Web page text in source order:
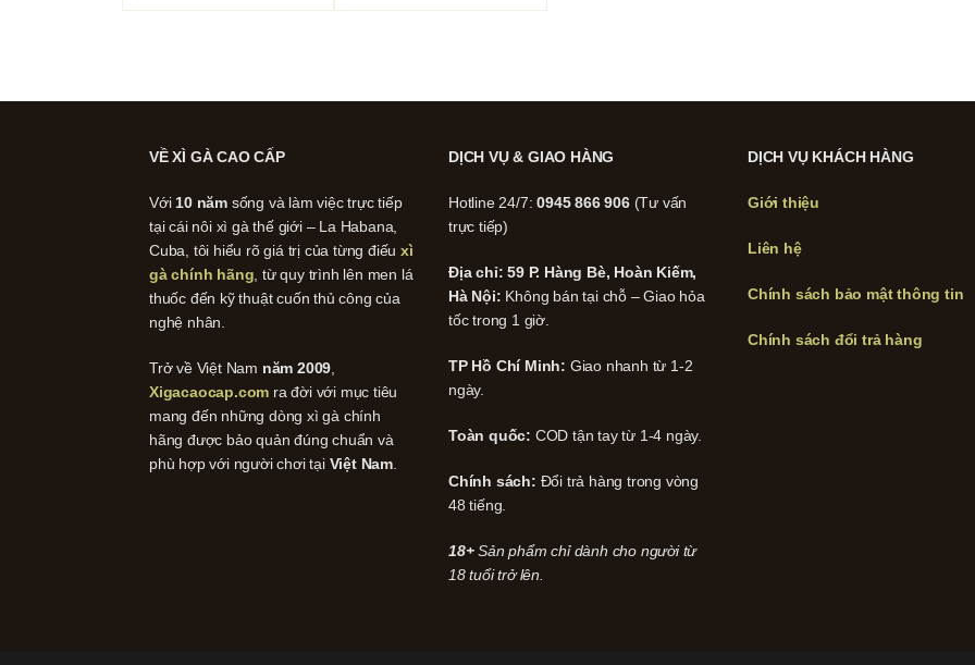
VỀ XÌ GÀ CAO CẤP
Với 10 năm sống và làm việc trực tiếp
tại cái nôi xì gà thế giới – La Habana,
Cuba, tôi hiểu rõ giá trị của từng điếuxì
gà chính hãng , từ quy trình lên men lá
thuốc đến kỹ thuật cuốn thủ công của
nghệ nhân.
Trở về Việt Nam năm 2009
Xigacaocap.com ra đời với mục tiêu
mang đến những dòng xì gà chính
hãng được bảo quản đúng chuẩn và
phù hợp với người chơi tại Việt Nam
DỊCH VỤ & GIAO HÀNG
Hotline 24/7:0945 866 906(Tư vấn
trực tiếp)
Địa chỉ: 59 P. Hàng Bè, Hoàn Kiếm,
Hà Nội: Không bán tại chỗ – Giao hỏa
tốc trong 1 giờ.
TP Hồ Chí Minh: Giao nhanh từ 1-2
ngày.
Toàn quốc: COD tận tay từ 1-4 ngày.
Chính sách: Đổi trả hàng trong vòng
48 tiếng.
18+Sản phẩm chỉ dành cho người từ
18 tuổi trở lên.
DỊCH VỤ KHÁCH HÀNG
Giới thiệu
Liên hệ
Chính sách bảo mật thông tin
Chính sách đổi trả hàng